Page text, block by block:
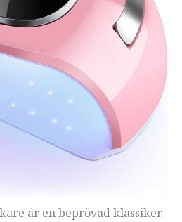
är en beprövad klassiker